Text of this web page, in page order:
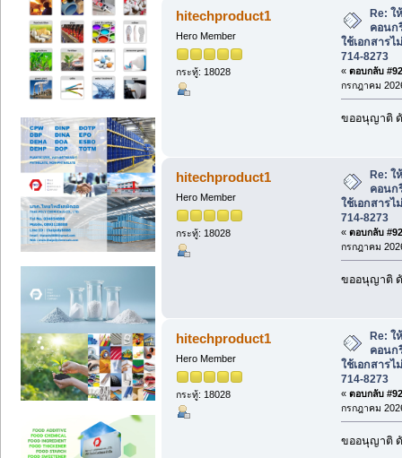
hitechproduct1
Hero Member
กระทู้: 18028
Re: ใ
คอนก
ใช้เอกสารไ
714-8273
« ตอบกลับ
กรกฎาคม
ขออนุญาติ
hitechproduct1
Hero Member
กระทู้: 18028
Re: ใ
คอนก
ใช้เอกสารไ
714-8273
« ตอบกลับ
กรกฎาคม
ขออนุญาติ
hitechproduct1
Hero Member
กระทู้: 18028
Re: ใ
คอนก
ใช้เอกสารไ
714-8273
« ตอบกลับ
กรกฎาคม
ขออนุญาติ